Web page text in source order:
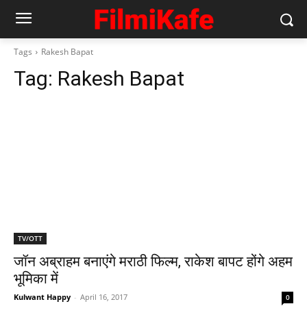
Tags Rakesh Bapat
Tag: Rakesh Bapat
TV/OTT
जॉन अब्राहम बनाएंगे मराठी फिल्‍म, राकेश बापट होंगे अहम
भूमिका में
Kulwant Happy - April 16, 2017 0